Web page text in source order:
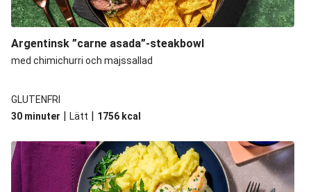
Argentinsk ”carne asada”-steakbowl
med chimichurri och majssallad
GLUTENFRI
30 minuter | Lätt | 1756 kcal